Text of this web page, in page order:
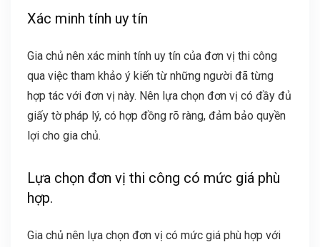
Xác minh tính uy tín
Gia chủ nên xác minh tính uy tín của đơn vị thi công
qua việc tham khảo ý kiến từ những người đã từng
hợp tác với đơn vị này. Nên lựa chọn đơn vị có đầy đủ
giấy tờ pháp lý, có hợp đồng rõ ràng, đảm bảo quyền
lợi cho gia chủ.
Lựa chọn đơn vị thi công có mức giá phù
hợp.
Gia chủ nên lựa chọn đơn vị có mức giá phù hợp với